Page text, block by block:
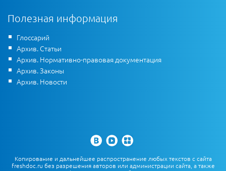
Полезная информация
Глоссарий
Архив. Статьи
Архив. Нормативно-правовая документация
Архив. Законы
Архив. Новости
Копирование и дальнейшее распространение любых текстов с сайта
freshdoc.ru без разрешения авторов или администрации сайта, а также